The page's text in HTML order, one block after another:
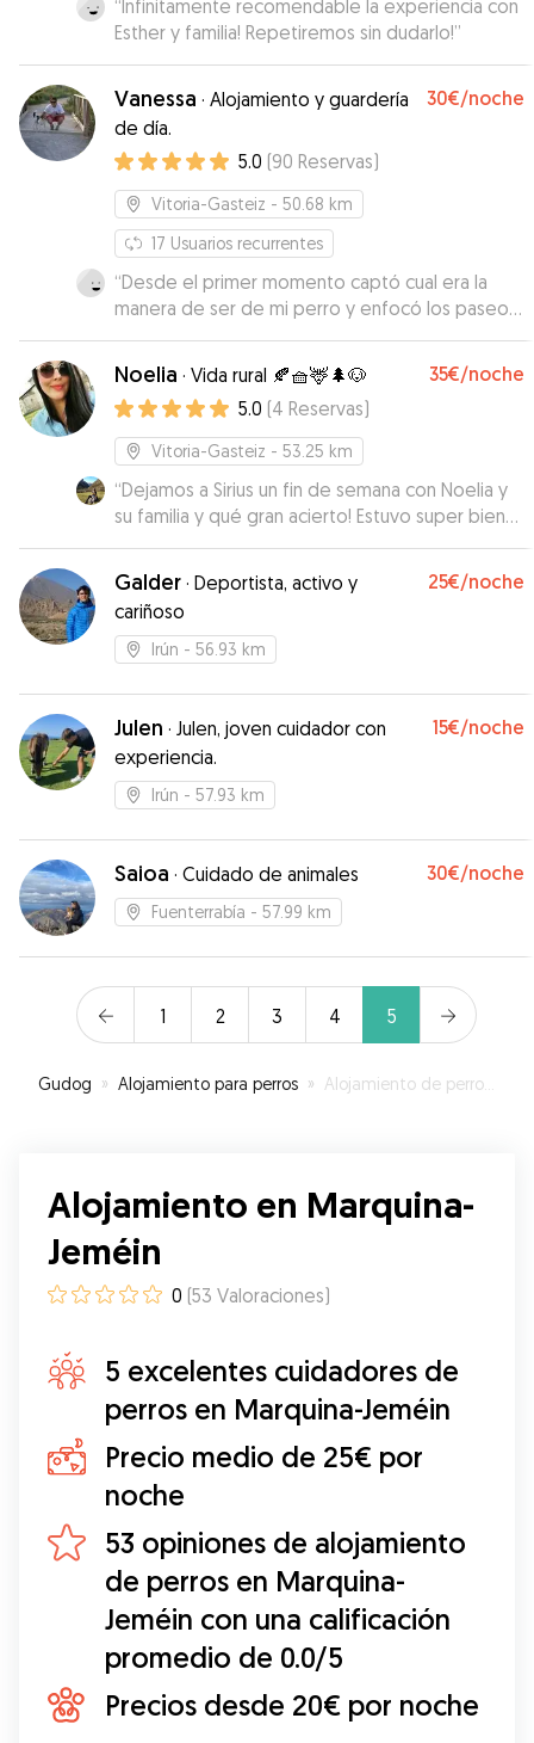
“ Infinitamente recomendable la experiencia con
Esther y familia! Repetiremos sin dudarlo!”
Vanessa · Alojamiento y guardería
de día.
30€/noche
5.0 (90 Reservas)
Vitoria-Gasteiz - 50.68 km
17 Usuarios recurrentes
“Desde el primer momento captó cual era la
manera de ser de mi perro y enfocó los paseos
de manera que fueran de su gusto, dejándole su
espacio para oler y andar a su aire. Cuando lo
necesite, volveré a contactar con ella.”
Noelia · Vida rural 🍂🧺🦌🌲🐶 35€/noche
5.0 (4 Reservas)
Vitoria-Gasteiz - 53.25 km
“Dejamos a Sirius un fin de semana con Noelia y
su familia y qué gran acierto! Estuvo super bien
atendido y se lo pasó en grande con todas las
salidas al campo y con toda la familia al
completo! Un placer! Repetiremos seguro!”
Galder · Deportista, activo y
cariñoso
25€/noche
Irún - 56.93 km
Julen · Julen, joven cuidador con
experiencia.
15€/noche
Irún - 57.93 km
Saioa · Cuidado de animales 30€/noche
Fuenterrabía - 57.99 km
1 2 3 4 5
Gudog » Alojamiento para perros » Alojamiento de perros en Marquina-Jeméin
Alojamiento en Marquina-
Jeméin
0 (53 Valoraciones)
5 excelentes cuidadores de
perros en Marquina-Jeméin
Precio medio de 25€ por
noche
53 opiniones de alojamiento
de perros en Marquina-
Jeméin con una calificación
promedio de 0.0/5
Precios desde 20€ por noche